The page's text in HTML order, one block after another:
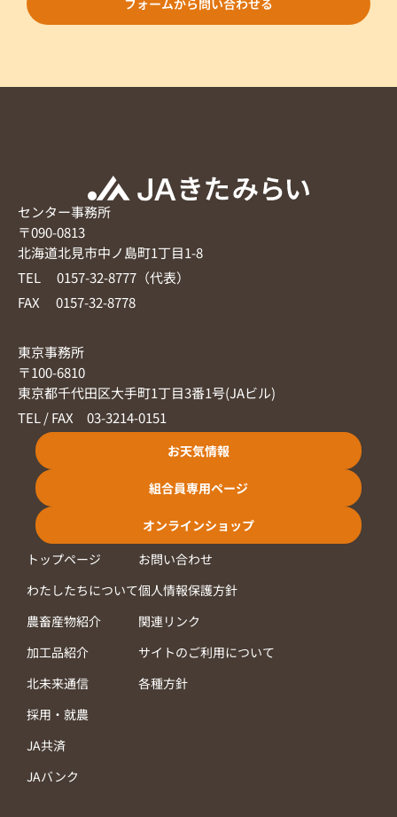
フォームから問い合わせる
センター事務所
〒090-0813
北海道北見市中ノ島町1丁目1-8
TEL 0157-32-8777（代表）
FAX 0157-32-8778
東京事務所
〒100-6810
東京都千代田区大手町1丁目3番1号(JAビル)
TEL / FAX 03-3214-0151
お天気情報
組合員専用ページ
オンラインショップ
トップページ
わたしたちについて
農畜産物紹介
加工品紹介
北未来通信
採用・就農
JA共済
JAバンク
お問い合わせ
個人情報保護方針
関連リンク
サイトのご利用について
各種方針